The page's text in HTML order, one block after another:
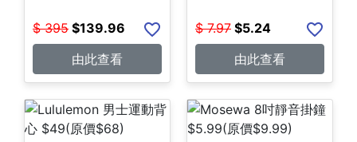
$ 395 $139.96
由此查看
$ 7.97 $5.24
由此查看